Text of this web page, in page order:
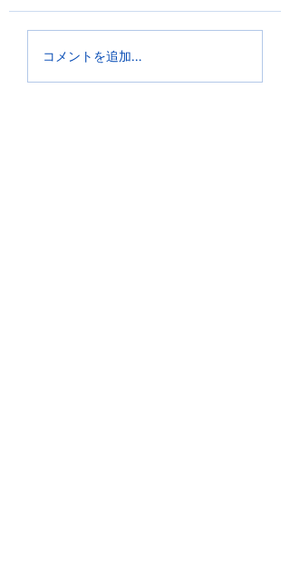
横川君おめでとうござ
コメントを追加…